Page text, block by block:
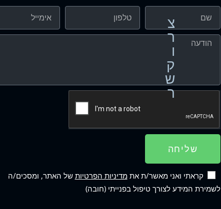
צ
ר
ו
ק
ש
ר
שליחה
קראתי ואני מאשר/ת אתמדיניות הפרטיות של האתר, ומסכים/ה
לשמירת המידע לצורך טיפול בפנייתי (חובה)